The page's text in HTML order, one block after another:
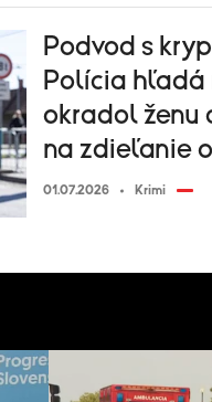
Podvod s
Polícia hľadá
okradol ženu
na zdieľanie
01.07.2026 Krimi